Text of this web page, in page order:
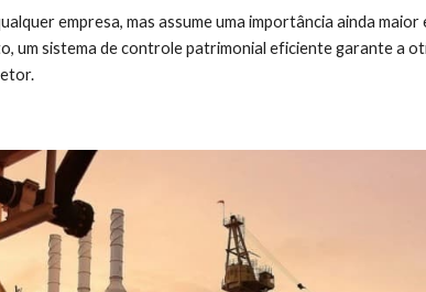
empresa, mas assume uma importância ainda
um sistema de controle patrimonial eficiente garante a